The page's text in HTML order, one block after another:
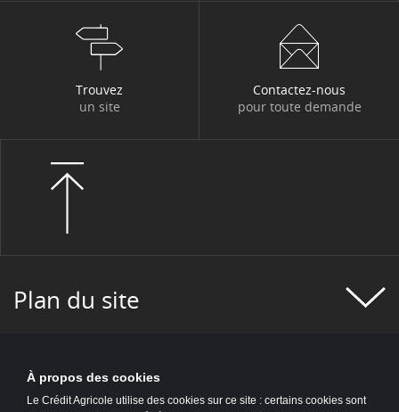
Trouvez
un site
Contactez-nous
pour toute demande
Plan du site
À propos des cookies
Le Crédit Agricole utilise des cookies sur ce site : certains cookies sont